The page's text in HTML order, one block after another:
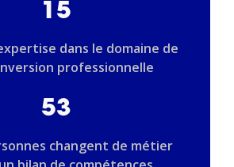
15
dans le domaine de
professionnelle
53
changent de métier